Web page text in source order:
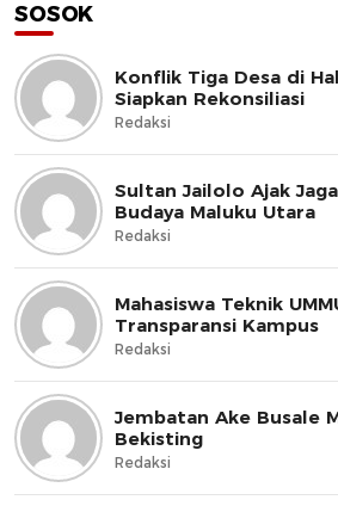
SOSOK
Konflik Tiga Desa di
Siapkan Rekonsiliasi
Redaksi
Sultan Jailolo Ajak
Budaya Maluku Utara
Redaksi
Mahasiswa Teknik
Transparansi Kampus
Redaksi
Jembatan Ake Busale
Bekisting
Redaksi